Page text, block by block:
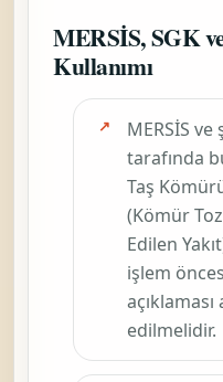
MERSİS, SGK
Kullanımı
MERSİS
tarafında
Taş
(Kömür
Edilen
işlem
edilmelidir.